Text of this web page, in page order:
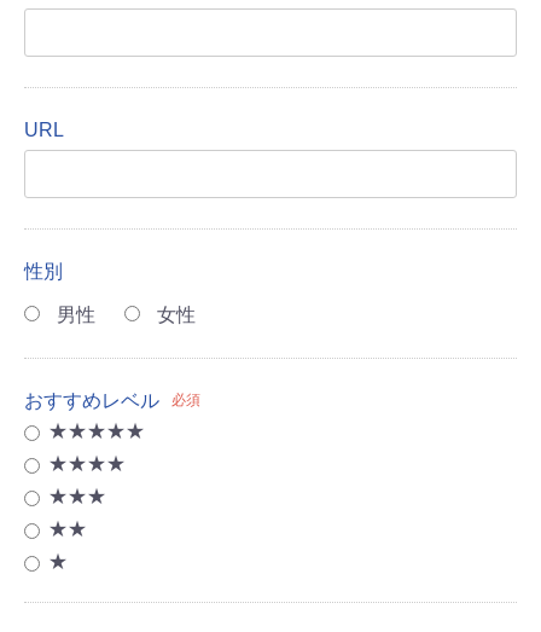
URL
性別
男性 女性
おすすめレベル 必須
★★★★★
★★★★
★★★
★★
★